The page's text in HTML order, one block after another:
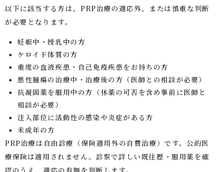
以下に該当する方は、PRP治療の適応外、または慎重な判断
が必要となります。
妊娠中・授乳中の方
ケロイド体質の方
重度の血液疾患・自己免疫疾患をお持ちの方
悪性腫瘍の治療中・治療後の方（医師との相談が必要）
抗凝固薬を服用中の方（休薬の可否を含め事前に医師と
相談が必要）
注入部位に活動性の感染や炎症がある方
未成年の方
PRP治療は自由診療（保険適用外の自費治療）です。公的医
療保険は適用されません。診察で詳しい既往歴・服用薬を確